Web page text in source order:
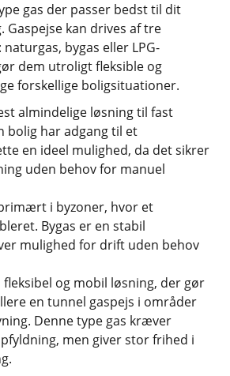
gas der passer bedst til dit
Gaspejse kan drives af tre
bygas eller LPG-
dem utroligt fleksible og
forskellige boligsituationer.
almindelige løsning til fast
bolig har adgang til et
en ideel mulighed, da det sikrer
uden behov for manuel
i byzoner, hvor et
Bygas er en stabil
mulighed for drift uden behov
fleksibel og mobil løsning, der gør
en tunnel gaspejs i områder
Denne type gas kræver
men giver stor frihed i